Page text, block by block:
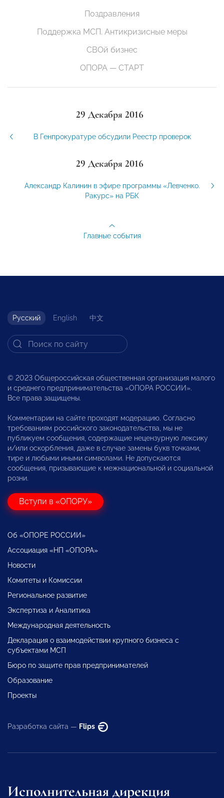
Поздравления
Поддержка МСП. Антикризисные меры
СВОй бизнес
ОПОРА — СТАРТ
29 Декабря 2016
В Генпрокуратуре обсудили Реестр проверок
29 Декабря 2016
Александр Калинин в эфире программы «Левченко.
Ракурс» на РБК
Главные события
Русский English 中文
© 2023 Общероссийская общественная организация малого
и среднего предпринимательства «ОПОРА РОССИИ».
Все права защищены.
Комментарии на сайте проходят модерацию. Согласно
требованиям российского законодательства, мы не
публикуем сообщения, содержащие нецензурную лексику
и/или оскорбления, даже в случае замены букв точками,
тире и любыми иными символами. Не допускаются
сообщения, призывающие к межнациональной и социальной
розни.
Вступи в «ОПОРУ»
Об «ОПОРЕ РОССИИ»
Ассоциация «НП «ОПОРА»
Новости
Комитеты и Комиссии
Региональное развитие
Экспертиза и Аналитика
Международная деятельность
Декларация о взаимодействии крупного бизнеса с
субъектами МСП
Бюро по защите прав предпринимателей
Образование
Проекты
Разработка сайта — Flips
Исполнительная дирекция